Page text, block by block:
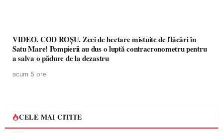
VIDEO. COD ROȘU. Zeci de hectare mistuite de flăcări în
Satu Mare! Pompierii au dus o luptă contracronometru pentru
a salva o pădure de la dezastru
acum 5 ore
CELE MAI CITITE